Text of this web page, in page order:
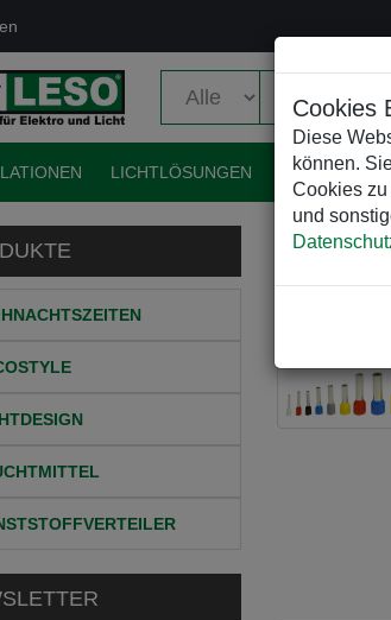
Cookies
Diese
können.
Cookies
und
LICHTLÖSUNGEN
HOME